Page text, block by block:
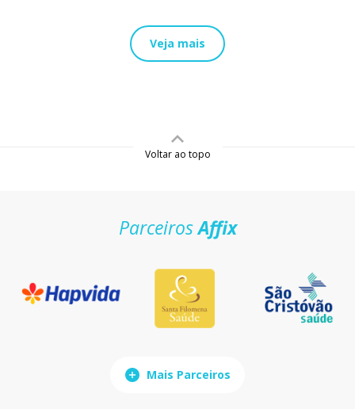
Veja mais
Voltar ao topo
ParceirosAffix
Mais Parceiros